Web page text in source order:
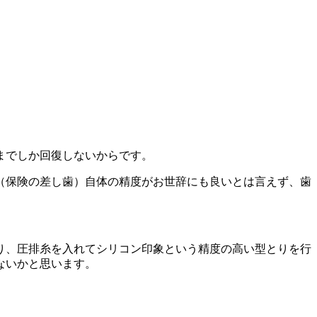
しか回復しないからです。
険の差し歯）自体の精度がお世辞にも良いとは言えず、歯
圧排糸を入れてシリコン印象という精度の高い型とりを行
かと思います。